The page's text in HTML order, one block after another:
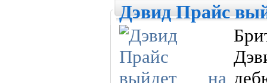
Дэвид Прайс